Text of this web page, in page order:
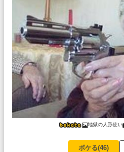
地獄の人形使い
ボケる(46)